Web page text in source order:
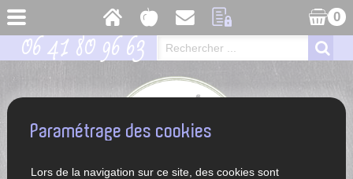
0
06 41 80 96 63
Paramétrage des cookies
Lors de la navigation sur ce site, des cookies sont